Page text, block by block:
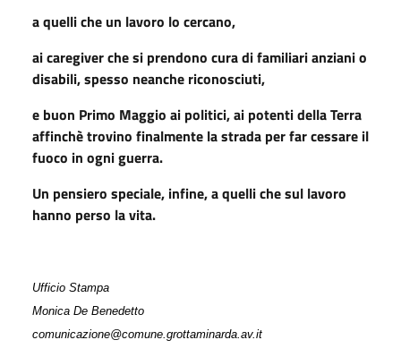
a quelli che un lavoro lo cercano,
ai caregiver che si prendono cura di familiari anziani o
disabili, spesso neanche riconosciuti,
e buon Primo Maggio ai politici, ai potenti della Terra
affinchè trovino finalmente la strada per far cessare il
fuoco in ogni guerra.
Un pensiero speciale, infine, a quelli che sul lavoro
hanno perso la vita.
Ufficio Stampa
Monica De Benedetto
comunicazione@comune.grottaminarda.av.it